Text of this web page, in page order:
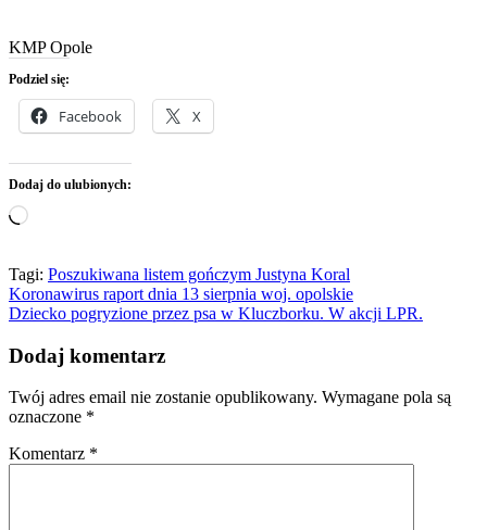
KMP Opole
Podziel się:
Facebook X
Dodaj do ulubionych:
Wczytywanie…
Tagi: Poszukiwana listem gończym Justyna Koral
Nawigacja
wpisu
Koronawirus raport dnia 13 sierpnia woj. opolskie
Dziecko pogryzione przez psa w Kluczborku. W akcji LPR.
Dodaj komentarz
Twój adres email nie zostanie opublikowany. Wymagane pola są
oznaczone *
Komentarz *